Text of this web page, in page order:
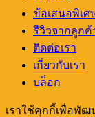
ข้อเสนอพิเศ
รีวิวจากลูกค้
ติดต่อเรา
เกี่ยวกับเรา
บล็อก
เราใช้คุกกี้เพื่อพั